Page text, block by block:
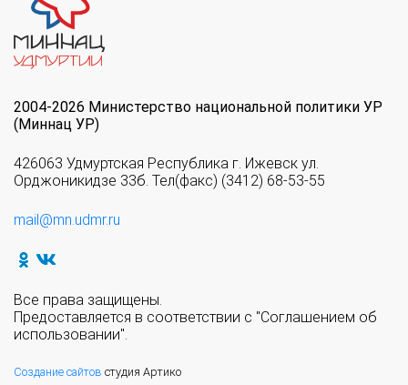
2004-2026 Министерство национальной политики УР
(Миннац УР)
426063 Удмуртская Республика г. Ижевск ул.
Орджоникидзе 33б. Тел(факс) (3412) 68-53-55
mail@mn.udmr.ru
Все права защищены.
Предоставляется в соответствии с "Соглашением об
использовании".
Создание сайтов студия Артико